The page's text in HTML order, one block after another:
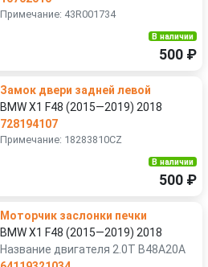
Примечание: 43R001734
В наличии
500 ₽
Замок двери задней левой
BMW X1 F48 (2015—2019) 2018
728194107
Примечание: 18283810CZ
В наличии
500 ₽
Моторчик заслонки печки
BMW X1 F48 (2015—2019) 2018
Название двигателя 2.0T B48A20A